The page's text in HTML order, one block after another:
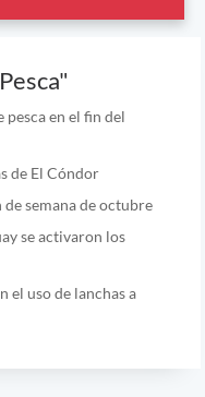
en el fin del
de El Cóndor
semana de octubre
se activaron los
el uso de lanchas a